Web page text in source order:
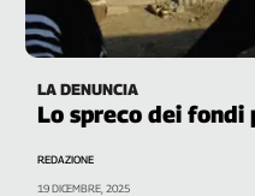
LA DENUNCIA
Lo spreco dei fondi
REDAZIONE
19 DICEMBRE, 2025